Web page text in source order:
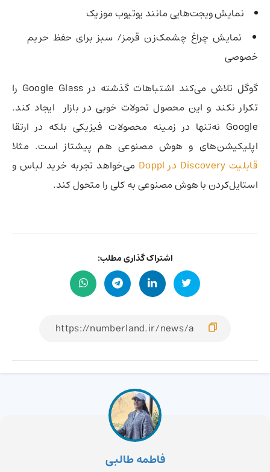
نمایش ویجت‌هایی مانند یوتیوب موزیک
نمایش چراغ چشمک‌زن قرمز/ سبز برای حفظ حریم
خصوصی
گوگل تلاش می‌کند اشتباهات گذشته در Google Glass را
تکرار نکند و این محصول تحولات خوبی در بازار ایجاد کند.
Google نه‌تنها در زمینه محصولات فیزیکی بلکه در ارتقا
اپلیکیشن‌های و هوش مصنوعی هم پیشتاز است. مثلا
قابلیت Discovery در Doppl
می‌خواهد تجربه خرید لباس و
استایل‌کردن با هوش مصنوعی به کلی را متحول کند.
اشتراک گذاری مطلب:
فاطمه طالبی